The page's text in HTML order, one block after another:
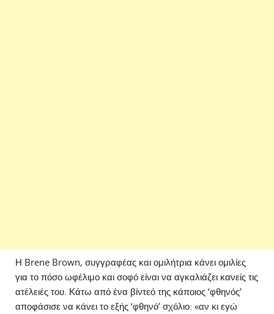
Η Brene Brown, συγγραφέας και ομιλήτρια κάνει ομιλίες
για το πόσο ωφέλιμο και σοφό είναι να αγκαλιάζει κανείς τις
ατέλειές του. Κάτω από ένα βίντεό της κάποιος ‘φθηνός’
αποφάσισε να κάνει το εξής ‘φθηνό’ σχόλιο: «αν κι εγώ